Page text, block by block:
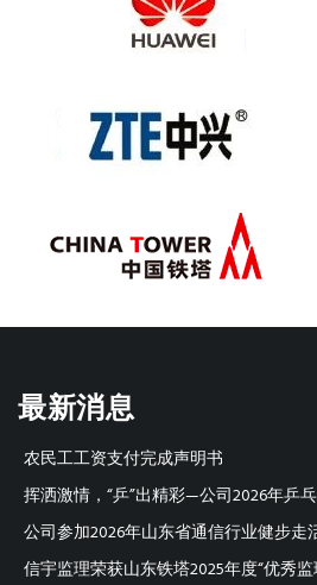
最新消息
农民工工资支付完成声明书
挥洒激情，“乒”出精彩—公司2026年乒
公司参加2026年山东省通信行业健步走
信宇监理荣获山东铁塔2025年度“优秀